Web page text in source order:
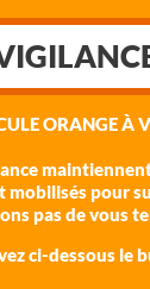
ORANGE À
mobilisés pour
pas de vous
ci-dessous le